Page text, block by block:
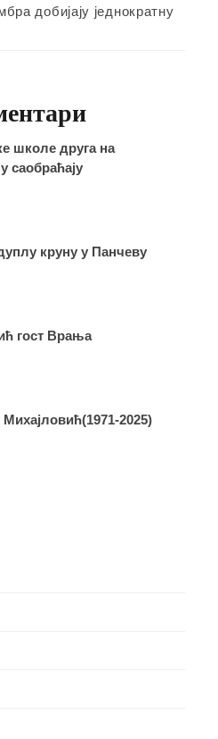
добијају једнократну
школе друга на
саобраћају
круну у Панчеву
гост Врања
2025)